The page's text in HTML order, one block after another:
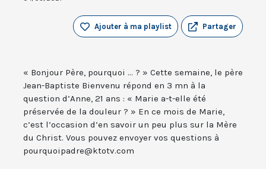
Partager
Ajouter à ma playlist
« Bonjour Père, pourquoi ... ? » Cette semaine, le père
Jean-Baptiste Bienvenu répond en 3 mn à la
question d’Anne, 21 ans : « Marie a-t-elle été
préservée de la douleur ? » En ce mois de Marie,
c’est l’occasion d’en savoir un peu plus sur la Mère
du Christ. Vous pouvez envoyer vos questions à
pourquoipadre@ktotv.com